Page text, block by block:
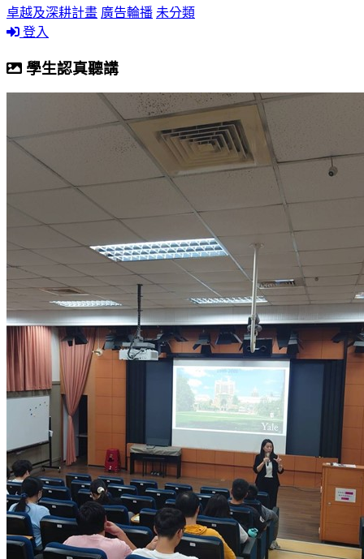
卓越及深耕計畫 廣告輪播 未分類
登入
學生認真聽講